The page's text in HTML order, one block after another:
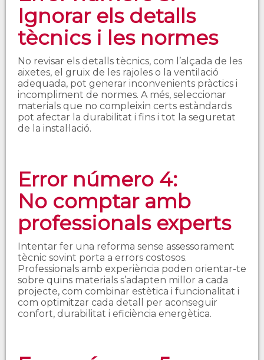
Ignorar els detalls
tècnics i les normes
No revisar els detalls tècnics, com l’alçada de les
aixetes, el gruix de les rajoles o la ventilació
adequada, pot generar inconvenients pràctics i
incompliment de normes. A més, seleccionar
materials que no compleixin certs estàndards
pot afectar la durabilitat i fins i tot la seguretat
de la instal·lació.
Error número 4:
No comptar amb
professionals experts
Intentar fer una reforma sense assessorament
tècnic sovint porta a errors costosos.
Professionals amb experiència poden orientar-te
sobre quins materials s’adapten millor a cada
projecte, com combinar estètica i funcionalitat i
com optimitzar cada detall per aconseguir
confort, durabilitat i eficiència energètica.